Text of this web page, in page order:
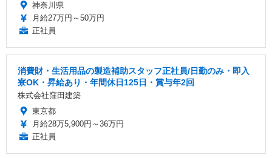
神奈川県
月給27万円～50万円
正社員
消費財・生活用品の製造補助スタッフ正社員/日勤のみ・即入
寮OK・昇給あり・年間休日125日・賞与年2回
株式会社窪田建築
東京都
月給28万5,900円～36万円
正社員